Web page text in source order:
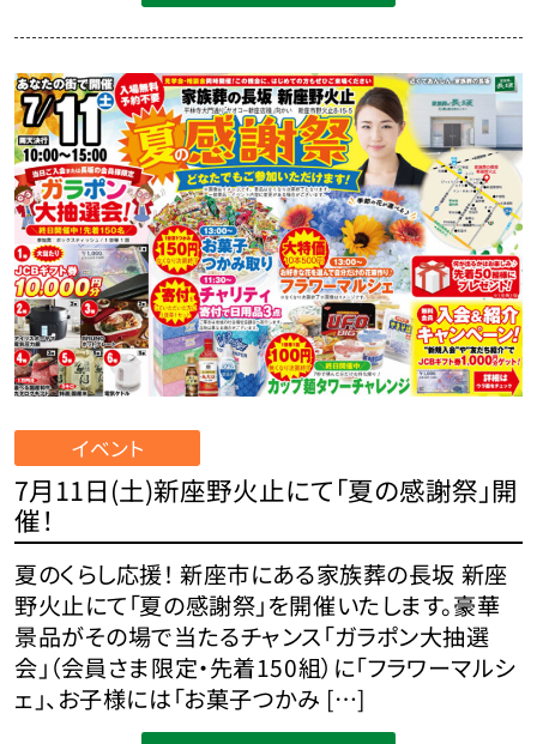
イベント
7月11日(土)新座野火止にて「夏の感謝祭」開
催！
夏のくらし応援！ 新座市にある家族葬の長坂 新座
野火止にて「夏の感謝祭」を開催いたします。豪華
景品がその場で当たるチャンス「ガラポン大抽選
会」（会員さま限定・先着150組）に「フラワーマルシ
ェ」、お子様には「お菓子つかみ […]